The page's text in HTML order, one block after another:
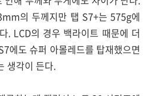
의 두께지만 탭 S7+는 575g에
. LCD의 경우 백라이트 때문에 더
에도 슈퍼 아몰레드를 탑재했으면
생각이 든다.